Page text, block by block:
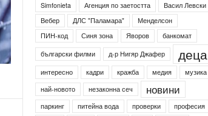
Simfonieta
Агенция по заетостта
Васил Левски
Вебер
ДЛС "Паламара"
Менделсон
ПИН-код
Синя зона Яворов
банкомат
български филми
д-р Нигяр Джафер деца
интересно кадри кражба медия
музика
най-новото
незаконна сеч новини
паркинг питейна вода проверки
професия